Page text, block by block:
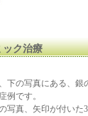
ック治療
下の写真にある、銀
例です。
写真、矢印が付いた